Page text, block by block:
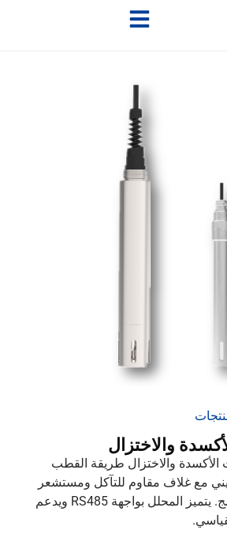
والاختزال
والاختزال طريقة القطب
مع غلاف مقاوم للتآكل ومستشعر
درجة حرارة NTC مدمج. يتميز المحلل بواجهة RS485 ويدعم